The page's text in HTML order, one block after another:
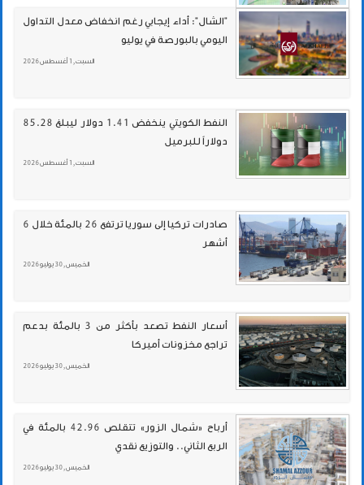
"الشال": أداء إيجابي رغم انخفاض معدل التداول
اليومي بالبورصة في يوليو
السبت , 1 أغسطس 2026
النفط الكويتي ينخفض 1.41 دولار ليبلغ 85.28
دولاراً للبرميل
السبت , 1 أغسطس 2026
صادرات تركيا إلى سوريا ترتفع 26 بالمئة خلال 6
أشهر
الخميس , 30 يوليو 2026
أسعار النفط تصعد بأكثر من 3 بالمئة بدعم
تراجع مخزونات أميركا
الخميس , 30 يوليو 2026
أرباح «شمال الزور» تتقلص 42.96 بالمئة في
الربع الثاني.. والتوزيع نقدي
الخميس , 30 يوليو 2026